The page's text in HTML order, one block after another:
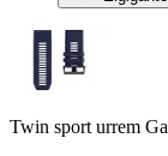
Twin sport urrem